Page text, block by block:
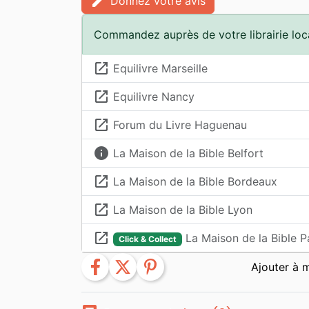
Commandez auprès de votre librairie
launch Equilivre Marseille
launch Equilivre Nancy
launch Forum du Livre Haguenau
info La Maison de la Bible Belfort
launch La Maison de la Bible Bordeaux
launch La Maison de la Bible Lyon
launch Click & Collect La Maison de la Bible
facebook twitter pinterest